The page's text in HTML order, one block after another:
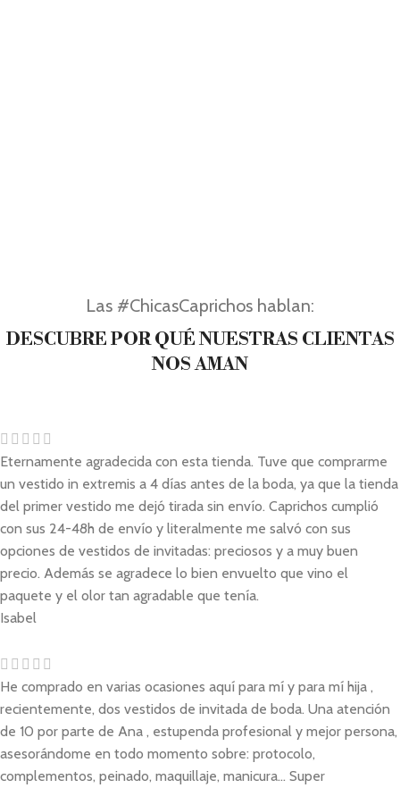
Las #ChicasCaprichos hablan:
DESCUBRE POR QUÉ NUESTRAS CLIENTAS
NOS AMAN
Eternamente agradecida con esta tienda. Tuve que comprarme
un vestido in extremis a 4 días antes de la boda, ya que la tienda
del primer vestido me dejó tirada sin envío. Caprichos cumplió
con sus 24-48h de envío y literalmente me salvó con sus
opciones de vestidos de invitadas: preciosos y a muy buen
precio. Además se agradece lo bien envuelto que vino el
paquete y el olor tan agradable que tenía.
Isabel
He comprado en varias ocasiones aquí para mí y para mí hija ,
recientemente, dos vestidos de invitada de boda. Una atención
de 10 por parte de Ana , estupenda profesional y mejor persona,
asesorándome en todo momento sobre: protocolo,
complementos, peinado, maquillaje, manicura... Super